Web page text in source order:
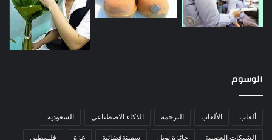
الوسوم
ألعاب الألعاب الترجمة الذكاء الاصطناعي السعودية
الشبكات العصبية جائزة نوبل سفينةفضائية غزة فلسطين